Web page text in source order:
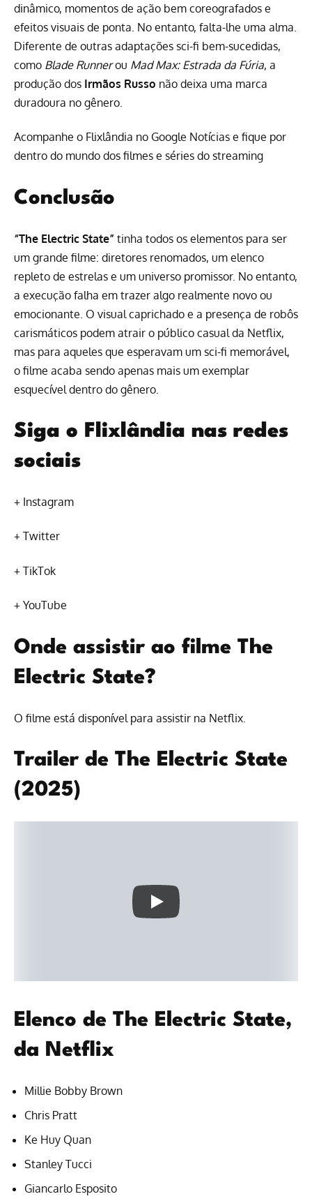
dinâmico, momentos de ação bem coreografados e
efeitos visuais de ponta. No entanto, falta-lhe uma alma.
Diferente de outras adaptações sci-fi bem-sucedidas,
como Blade Runnerou Mad Max: Estrada da Fúria, a
produção dos Irmãos Russo não deixa uma marca
duradoura no gênero.
Acompanhe o Flixlândia no Google Notícias e fique por
dentro do mundo dos filmes e séries do streaming
Conclusão
“The Electric State” tinha todos os elementos para ser
um grande filme: diretores renomados, um elenco
repleto de estrelas e um universo promissor. No entanto,
a execução falha em trazer algo realmente novo ou
emocionante. O visual caprichado e a presença de robôs
carismáticos podem atrair o público casual da Netflix,
mas para aqueles que esperavam um sci-fi memorável,
o filme acaba sendo apenas mais um exemplar
esquecível dentro do gênero.
Siga o Flixlândia nas redes
sociais
+ Instagram
+ Twitter
+ TikTok
+ YouTube
Onde assistir ao filme The
Electric State?
O filme está disponível para assistir na Netflix
Trailer de The Electric State
(2025)
Elenco de The Electric State,
da Netflix
Millie Bobby Brown
Chris Pratt
Ke Huy Quan
Stanley Tucci
Giancarlo Esposito